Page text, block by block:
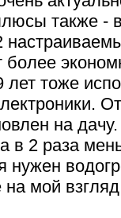
также -
лет тоже
на
в 2 раза
нужен
мой